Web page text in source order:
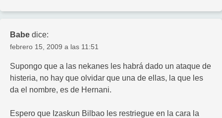
Babe dice:
febrero 15, 2009 a las 11:51
Supongo que a las nekanes les habrá dado un ataque de
histeria, no hay que olvidar que una de ellas, la que les
da el nombre, es de Hernani.
Espero que Izaskun Bilbao les restriegue en la cara la